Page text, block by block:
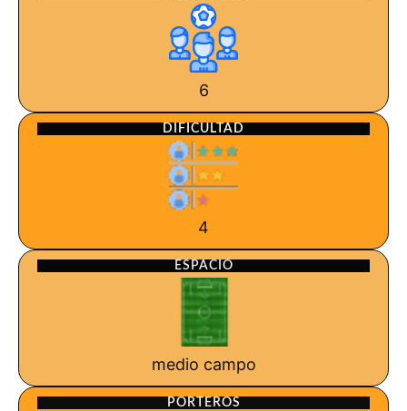
6
DIFICULTAD
4
ESPACIO
medio campo
PORTEROS